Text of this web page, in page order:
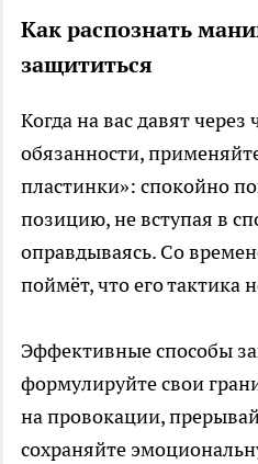
Как распознать
защититься
Когда на вас давят
обязанности,
пластинки»: спокойно
позицию, не вступая в
оправдываясь. Со
поймёт, что его тактика
Эффективные способы
формулируйте свои
на провокации,
сохраняйте